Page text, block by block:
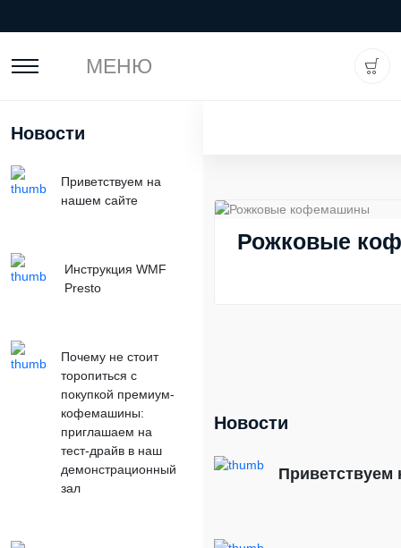
МЕНЮ
Новости
Приветствуем на
нашем сайте
Инструкция WMF
Presto
Почему не стоит
торопиться с
покупкой премиум-
кофемашины:
приглашаем на
тест-драйв в наш
демонстрационный
зал
Рожковые
Новости
Приветствуем